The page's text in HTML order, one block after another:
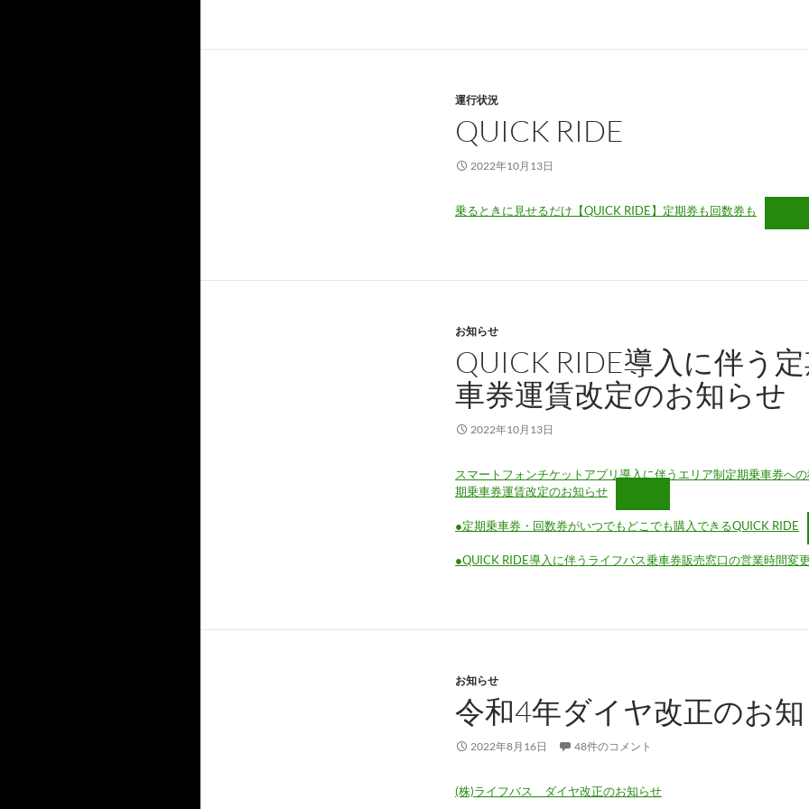
運行状況
QUICK RIDE
2022年10月13日
乗るときに見せるだけ【QUICK RIDE】定期券も回数券も
お知らせ
QUICK RIDE導入に伴う
車券運賃改定のお知らせ
2022年10月13日
スマートフォンチケットアプリ導入に伴うエリア制定期乗車券へ
期乗車券運賃改定のお知らせ
●定期乗車券・回数券がいつでもどこでも購入できるQUICK RIDE
●QUICK RIDE導入に伴うライフバス乗車券販売窓口の営業時間変
お知らせ
令和4年ダイヤ改正のお
2022年8月16日 48件のコメント
(株)ライフバス ダイヤ改正のお知らせ